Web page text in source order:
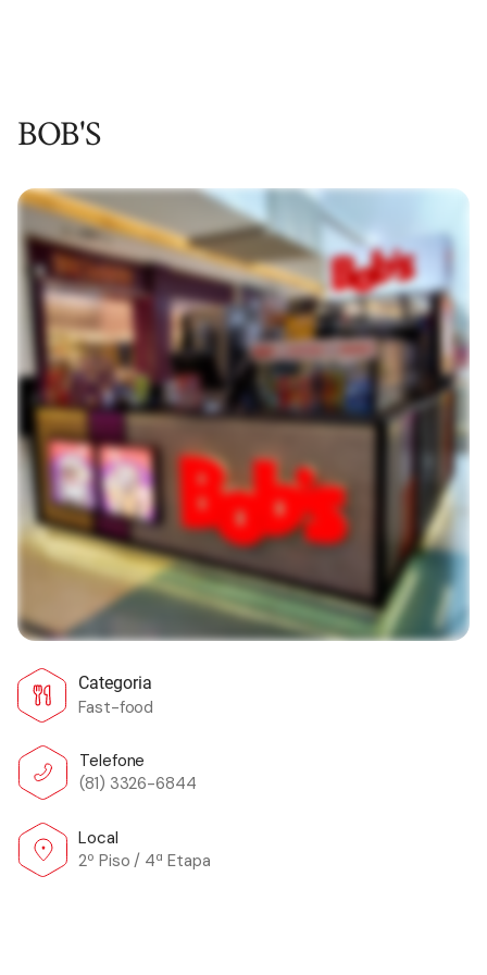
BOB'S
Categoria
Fast-food
Telefone
(81) 3326-6844
Local
2º Piso / 4ª Etapa